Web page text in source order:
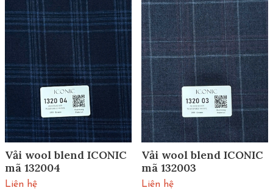
Vải wool blend ICONIC
mã 132004
Liên hệ
Vải wool blend ICONIC
mã 132003
Liên hệ